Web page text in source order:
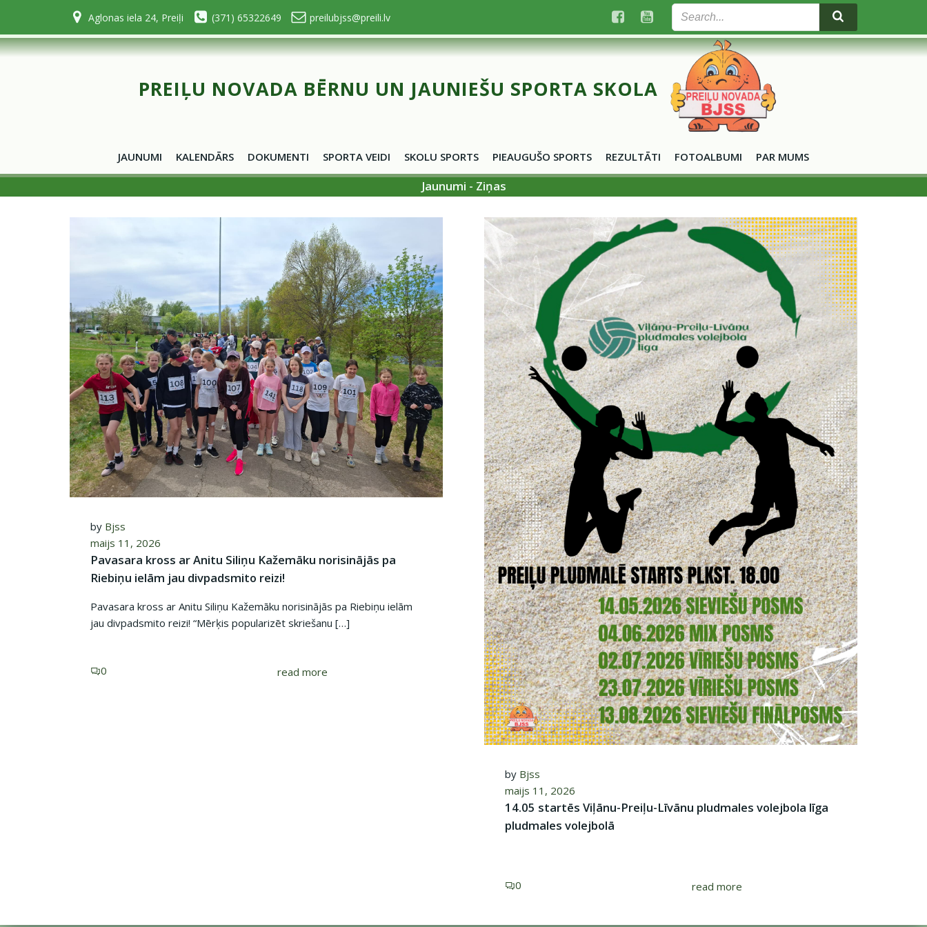
content
Aglonas iela 24, Preiļi (371) 65322649 preilubjss@preili.lv
PREIĻU NOVADA BĒRNU UN JAUNIEŠU SPORTA SKOLA
JAUNUMI KALENDĀRS DOKUMENTI SPORTA VEIDI SKOLU SPORTS PIEAUGUŠO SPORTS REZULTĀTI FOTOALBUMI PAR MUMS
Jaunumi - Ziņas
by Bjss
maijs 11, 2026
Pavasara kross ar Anitu Siliņu Kažemāku norisinājās pa
Riebiņu ielām jau divpadsmito reizi!
Pavasara kross ar Anitu Siliņu Kažemāku norisinājās pa Riebiņu ielām
jau divpadsmito reizi! “Mērķis popularizēt skriešanu […]
0 read more
by Bjss
maijs 11, 2026
14.05 startēs Viļānu-Preiļu-Līvānu pludmales volejbola līga
pludmales volejbolā
0 read more